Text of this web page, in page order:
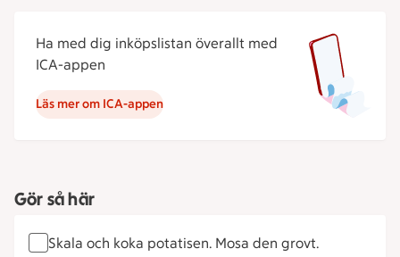
Ha med dig inköpslistan överallt med
ICA-appen
Läs mer om ICA-appen
Gör så här
Skala och koka potatisen. Mosa den grovt.